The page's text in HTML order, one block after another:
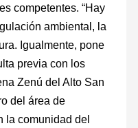
competentes. “Hay
ambiental, la
Igualmente, pone
previa con los
Zenú del Alto San
del área de
la comunidad del